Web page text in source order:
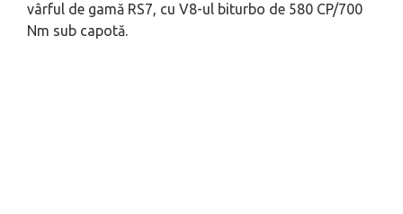
vârful de gamă RS7, cu V8-ul biturbo de 580 CP/700
Nm sub capotă.